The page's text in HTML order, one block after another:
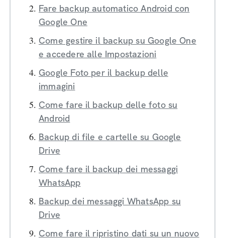
Fare backup automatico Android con
Google One
Come gestire il backup su Google One
e accedere alle Impostazioni
Google Foto per il backup delle
immagini
Come fare il backup delle foto su
Android
Backup di file e cartelle su Google
Drive
Come fare il backup dei messaggi
WhatsApp
Backup dei messaggi WhatsApp su
Drive
Come fare il ripristino dati su un nuovo